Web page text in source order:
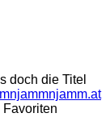
doch die Titel